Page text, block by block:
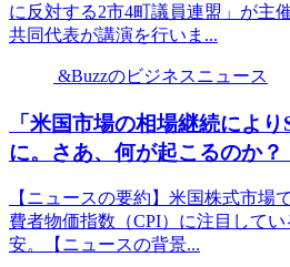
に反対する2市4町議員連盟」が主
共同代表が講演を行いま...
&Buzzのビジネスニュース
「米国市場の相場継続によ
に。さあ、何が起こるのか？
【ニュースの要約】米国株式市場
費者物価指数（CPI）に注目して
安。【ニュースの背景...